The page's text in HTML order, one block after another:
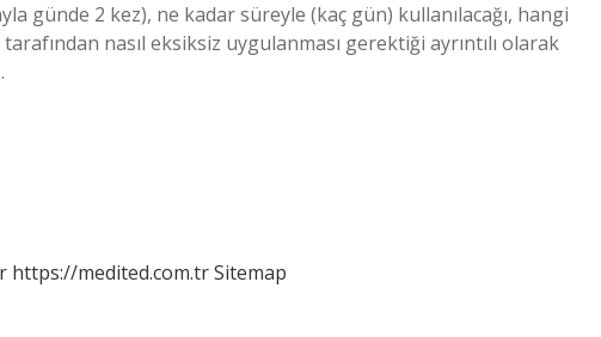
günde 2 kez), ne kadar süreyle (kaç gün) kullanılacağı, hangi
nasıl eksiksiz uygulanması gerektiği ayrıntılı olarak
https://medited.com.trSitemap